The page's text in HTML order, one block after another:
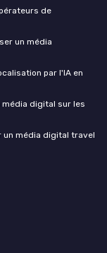
de
un média
par l'IA en
média digital sur les
un média digital travel